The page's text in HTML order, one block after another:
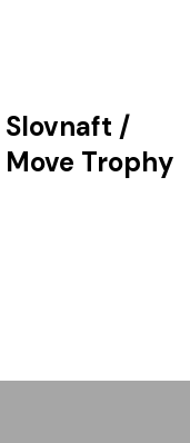
Slovnaft /
Move Trophy